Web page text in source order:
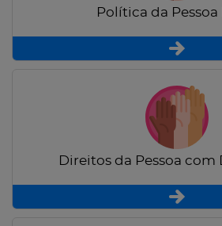
Política da Pessoa
Direitos da Pessoa